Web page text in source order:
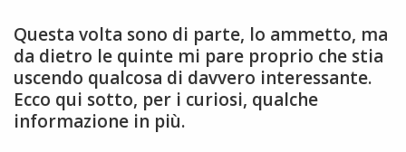
Questa volta sono di parte, lo ammetto, ma
da dietro le quinte mi pare proprio che stia
uscendo qualcosa di davvero interessante.
Ecco qui sotto, per i curiosi, qualche
informazione in più.